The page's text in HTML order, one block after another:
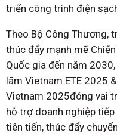
triển công trình điện
Theo Bộ Công Thương,
thúc đẩy mạnh mẽ
Quốc gia đến năm
lãm Vietnam ETE 2025
Vietnam 2025đóng vai
hỗ trợ doanh nghiệp
tiên tiến, thúc đẩy